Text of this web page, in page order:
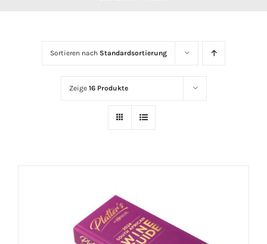
Sortieren nach Standardsortierung
Zeige 16 Produkte